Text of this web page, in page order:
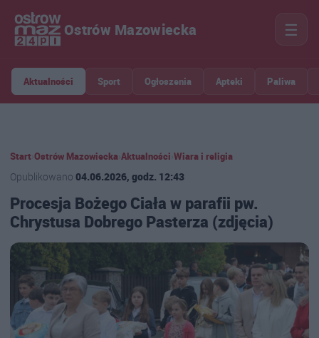
Ostrów Mazowiecka ☰
Aktualności Sport Ogłoszenia Apteki Paliwa
Start Ostrów Mazowiecka Aktualności Wiara i religia
Opublikowano 04.06.2026, godz. 12:43
Procesja Bożego Ciała w parafii pw.
Chrystusa Dobrego Pasterza (zdjęcia)